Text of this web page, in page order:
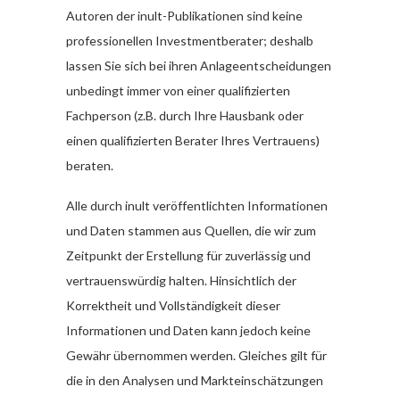
Autoren der inult-Publikationen sind keine
professionellen Investmentberater; deshalb
lassen Sie sich bei ihren Anlageentscheidungen
unbedingt immer von einer qualifizierten
Fachperson (z.B. durch Ihre Hausbank oder
einen qualifizierten Berater Ihres Vertrauens)
beraten.
Alle durch inult veröffentlichten Informationen
und Daten stammen aus Quellen, die wir zum
Zeitpunkt der Erstellung für zuverlässig und
vertrauenswürdig halten. Hinsichtlich der
Korrektheit und Vollständigkeit dieser
Informationen und Daten kann jedoch keine
Gewähr übernommen werden. Gleiches gilt für
die in den Analysen und Markteinschätzungen